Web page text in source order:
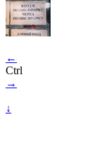
←
Ctrl
→
↓